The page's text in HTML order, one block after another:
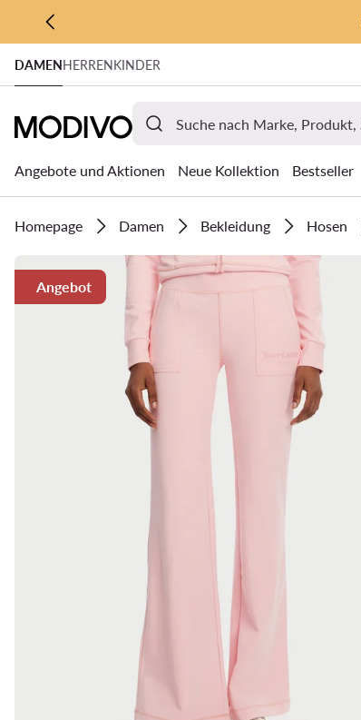
ZUM HAUPTINHALT SPRINGEN
ZUR SUCHE
DAMENHERRENKINDER
Angebote und Aktionen Neue Kollektion Bestseller
Homepage Damen Bekleidung Hosen
Angebot